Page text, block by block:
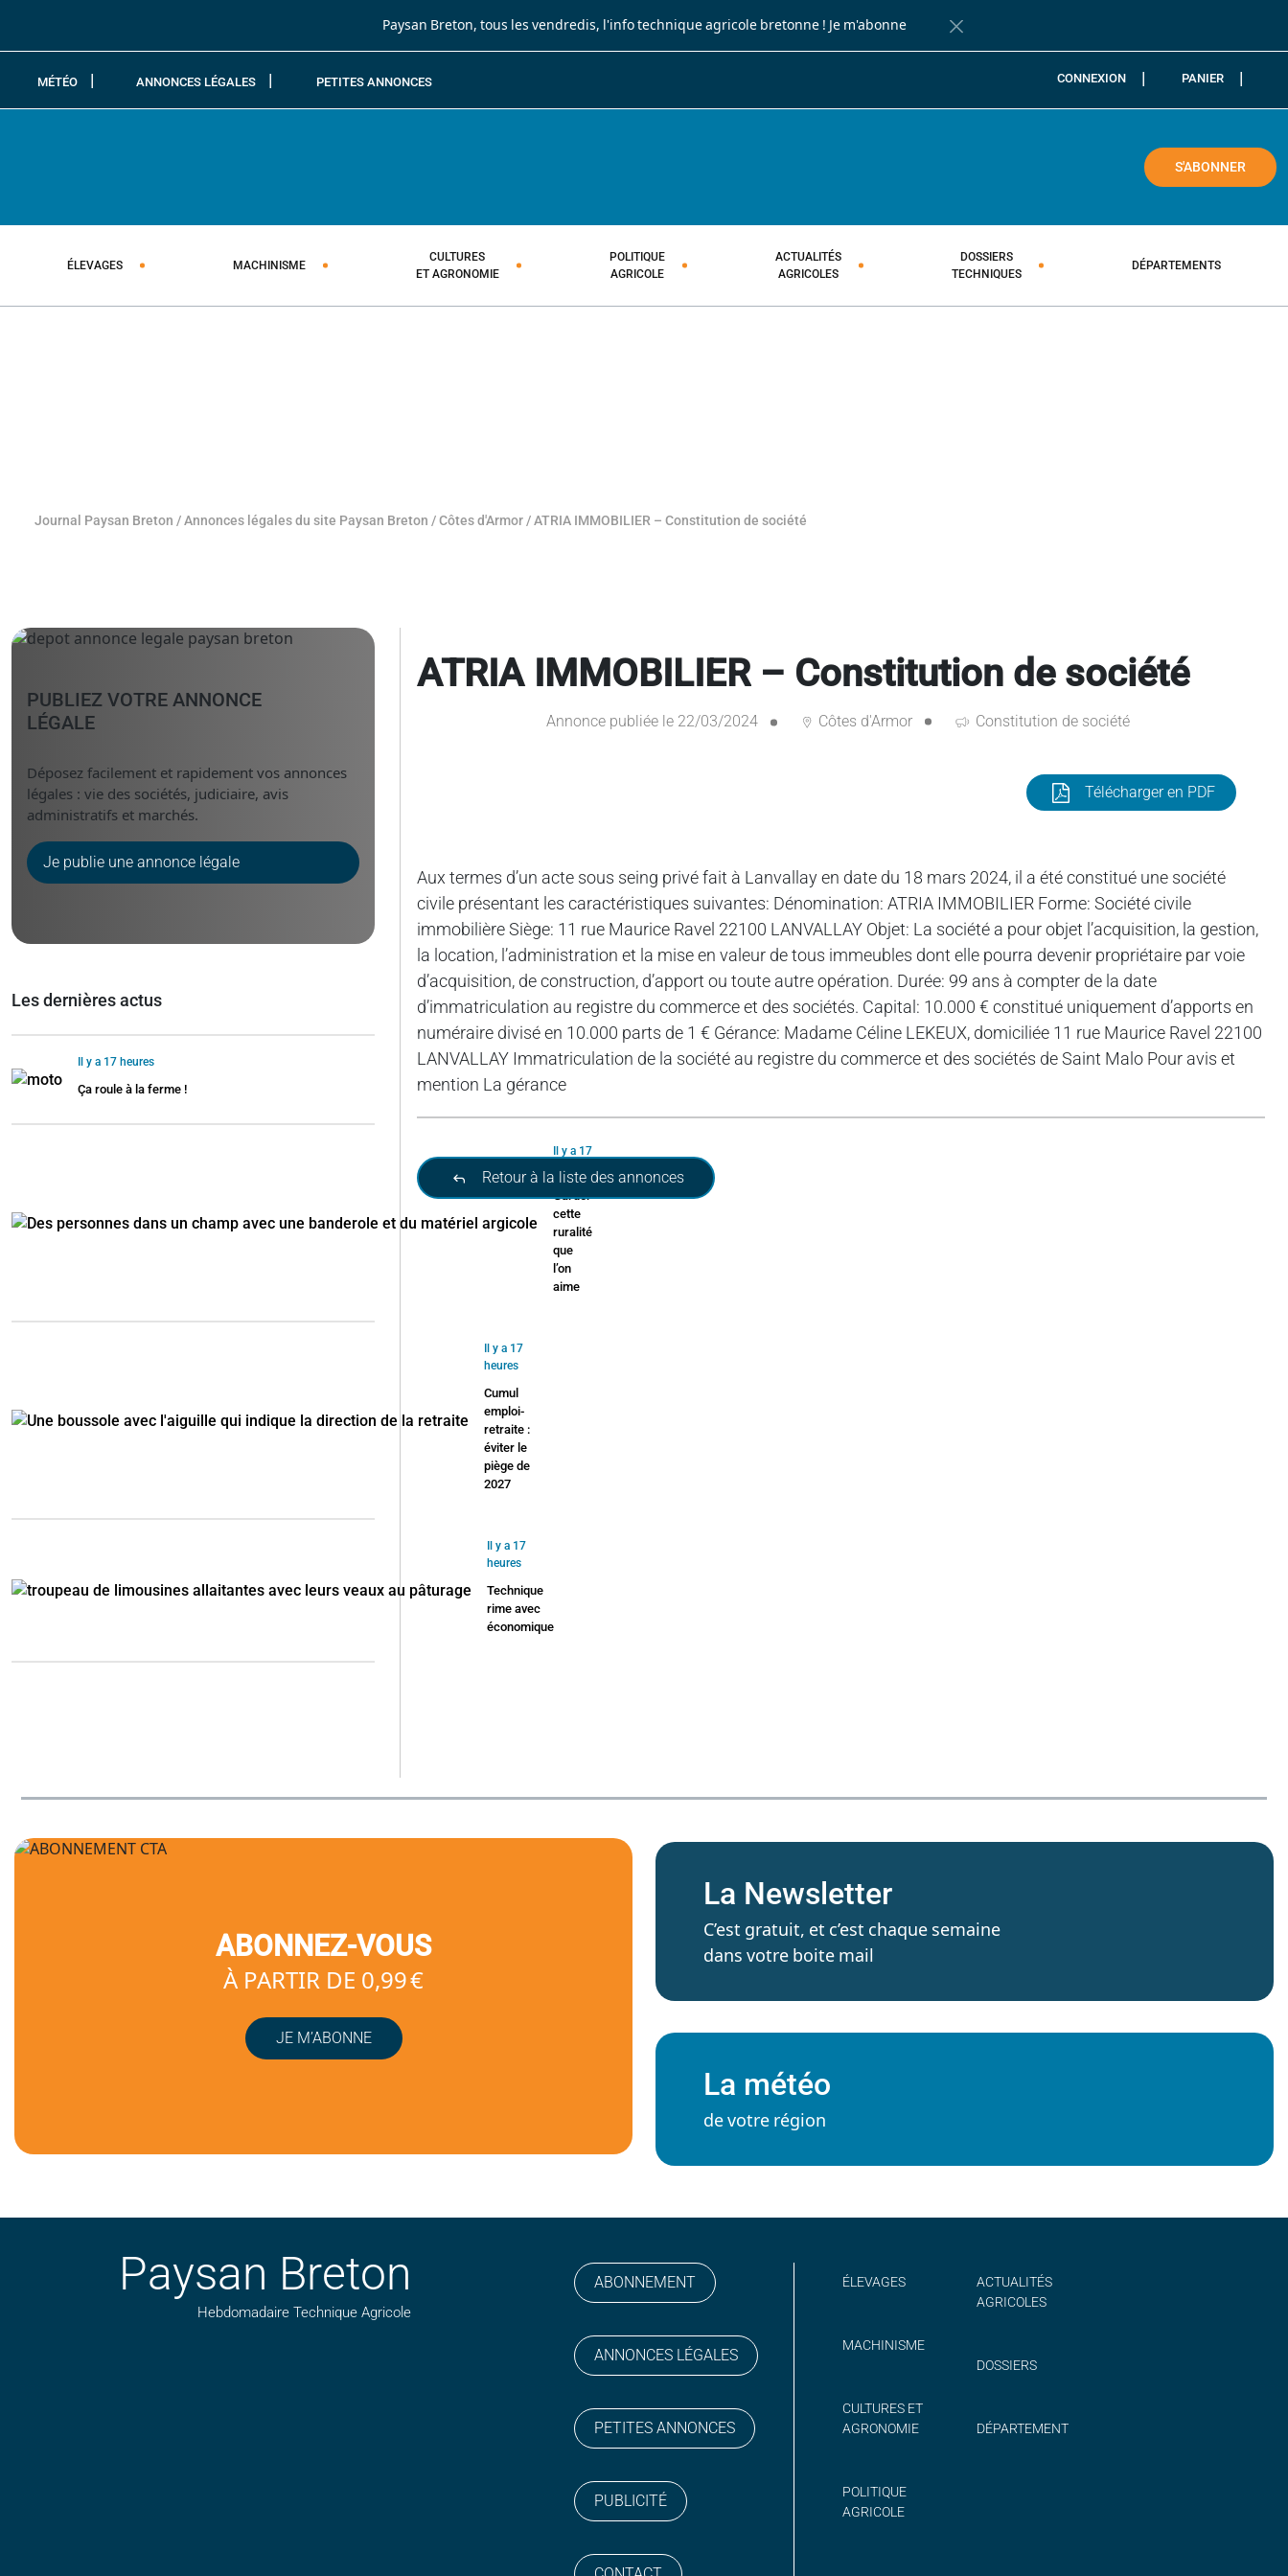
Paysan Breton, tous les vendredis, l'info technique agricole bretonne ! Je m'abonne
Fermer la barre de notification
MÉTÉO ANNONCES LÉGALES PETITES ANNONCES CONNEXION PANIER
S'ABONNER
ÉLEVAGES MACHINISME
CULTURES
ET AGRONOMIE
POLITIQUE
AGRICOLE
ACTUALITÉS
AGRICOLES
DOSSIERS
TECHNIQUES
DÉPARTEMENTS
Journal Paysan Breton /Annonces légales du site Paysan Breton /Côtes d'Armor/ATRIA IMMOBILIER – Constitution de société
ATRIA IMMOBILIER – Constitution de société
Annonce publiée le 22/03/2024 Côtes d'Armor Constitution de société
Télécharger en PDF
Aux termes d’un acte sous seing privé fait à Lanvallay en date du 18 mars 2024, il a été constitué une société
civile présentant les caractéristiques suivantes: Dénomination: ATRIA IMMOBILIER Forme: Société civile
immobilière Siège: 11 rue Maurice Ravel 22100 LANVALLAY Objet: La société a pour objet l’acquisition, la gestion,
la location, l’administration et la mise en valeur de tous immeubles dont elle pourra devenir propriétaire par voie
d’acquisition, de construction, d’apport ou toute autre opération. Durée: 99 ans à compter de la date
d’immatriculation au registre du commerce et des sociétés. Capital: 10.000 € constitué uniquement d’apports en
numéraire divisé en 10.000 parts de 1 € Gérance: Madame Céline LEKEUX, domiciliée 11 rue Maurice Ravel 22100
LANVALLAY Immatriculation de la société au registre du commerce et des sociétés de Saint Malo Pour avis et
mention La gérance
Retour à la liste des annonces
PUBLIEZ VOTRE ANNONCE
LÉGALE
Déposez facilement et rapidement vos annonces
légales : vie des sociétés, judiciaire, avis
administratifs et marchés.
Je publie une annonce légale
Les dernières actus
Il y a 17 heures
Ça roule à la ferme !
Il y a 17
heures
Garder
cette
ruralité
que
l’on
aime
Il y a 17
heures
Cumul
emploi-
retraite :
éviter le
piège de
2027
Il y a 17
heures
Technique
rime avec
économique
ABONNEZ-VOUS
À PARTIR DE 0,99 €
JE M’ABONNE
La Newsletter
C’est gratuit, et c’est chaque semaine
dans votre boite mail
La météo
de votre région
Paysan Breton
Hebdomadaire Technique Agricole
ABONNEMENT
ANNONCES LÉGALES
PETITES ANNONCES
PUBLICITÉ
ÉLEVAGES
MACHINISME
CULTURES ET
AGRONOMIE
POLITIQUE
AGRICOLE
ACTUALITÉS
AGRICOLES
DOSSIERS
DÉPARTEMENT